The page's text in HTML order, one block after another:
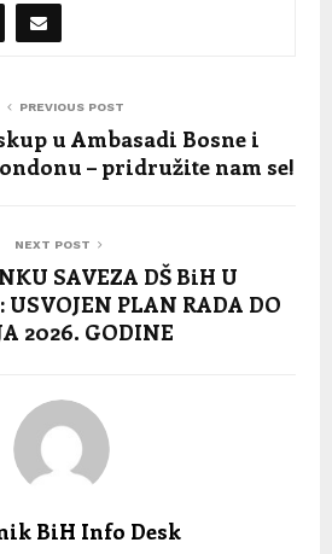
PREVIOUS POST
u Ambasadi Bosne i
– pridružite nam se!
NEXT POST
SAVEZA DŠ BiH U
PLAN RADA DO
2026. GODINE
BiH Info Desk